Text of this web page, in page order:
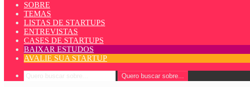
SOBRE
TEMAS
LISTAS DE STARTUPS
ENTREVISTAS
CASES DE STARTUPS
BAIXAR ESTUDOS
AVALIE SUA STARTUP
Quero buscar sobre...